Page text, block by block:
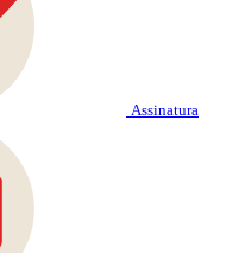
Assinatura